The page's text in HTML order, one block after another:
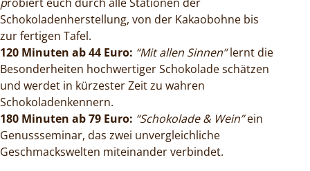
Schokoladenherstellung, von der Kakaobohne bis
zur fertigen Tafel.
120 Minuten ab 44 Euro: “Mit allen Sinnen”lernt die
Besonderheiten hochwertiger Schokolade schätzen
und werdet in kürzester Zeit zu wahren
Schokoladenkennern.
180 Minuten ab 79 Euro: “Schokolade & Wein”ein
Genussseminar, das zwei unvergleichliche
Geschmackswelten miteinander verbindet.